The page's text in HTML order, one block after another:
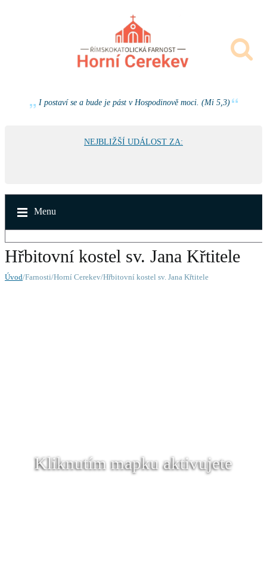
I postaví se a bude je pást v Hospodinově moci. (Mi 5,3)
NEJBLIŽŠÍ UDÁLOST ZA:
Menu
Hřbitovní kostel sv. Jana Křtitele
Úvod/Farnosti/Horní Cerekev/Hřbitovní kostel sv. Jana Křtitele
Kliknutím mapku aktivujete